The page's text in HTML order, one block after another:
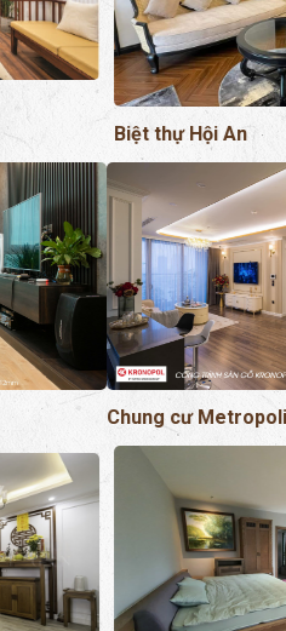
Biệt thự Hội An
Chung cư
Biệt thự tại Hà Nội